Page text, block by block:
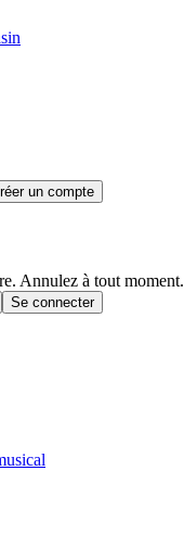
un compte
Annulez à tout moment.
Se connecter